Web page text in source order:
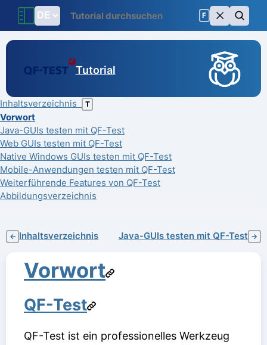
F
Tutorial
Inhaltsverzeichnis T
Vorwort
Java-GUIs testen mit QF-Test
Web GUIs testen mit QF-Test
Native Windows GUIs testen mit QF-Test
Mobile-Anwendungen testen mit QF-Test
Weiterführende Features von QF-Test
Abbildungsverzeichnis
← Inhaltsverzeichnis Java-GUIs testen mit QF-Test →
Vorwort
QF-Test
QF-Test ist ein professionelles Werkzeug